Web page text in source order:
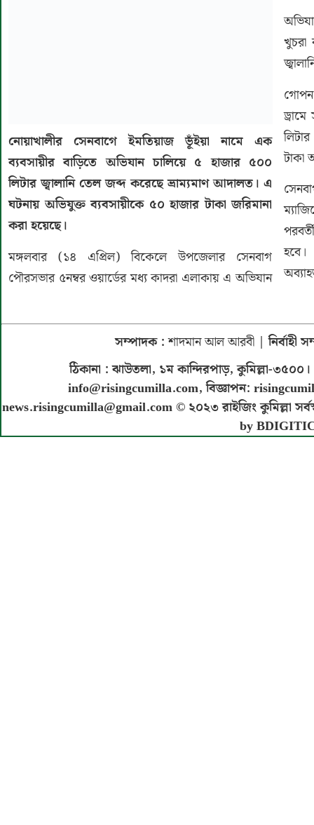
নোয়াখালীর সেনবাগে ইমতিয়াজ ভূঁইয়া নামে এক
ব্যবসায়ীর বাড়িতে অভিযান চালিয়ে ৫ হাজার ৫০০
লিটার জ্বালানি তেল জব্দ করেছে ভ্রাম্যমাণ আদালত। এ
ঘটনায় অভিযুক্ত ব্যবসায়ীকে ৫০ হাজার টাকা জরিমানা
করা হয়েছে।
মঙ্গলবার (১৪ এপ্রিল) বিকেলে উপজেলার সেনবাগ
পৌরসভার ৫নম্বর ওয়ার্ডের মধ্য কাদরা এলাকায় এ অভিযান
খুচরা
গোপন
টাকা
সম্পাদক :শাদমান আল আরবী | নির্বাহী
ঠিকানা : ঝাউতলা, ১ম কান্দিরপাড়, কুমিল্লা-
info@risingcumilla.com, বিজ্ঞাপন:
news.risingcumilla@gmail.com© ২০২৩ রাইজিং কুমিল্লা
by